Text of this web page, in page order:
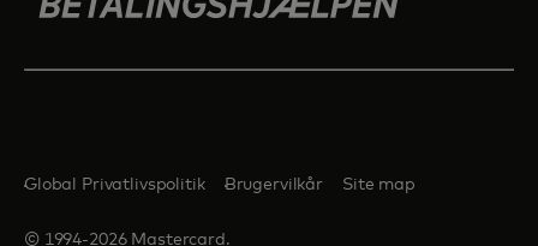
© 1994-2026 Mastercard.
Global Privatlivspolitik Brugervilkår Site map